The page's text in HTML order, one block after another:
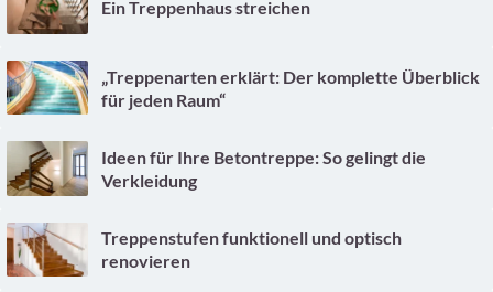
Ein Treppenhaus streichen
„Treppenarten erklärt: Der komplette Überblick
für jeden Raum“
Ideen für Ihre Betontreppe: So gelingt die
Verkleidung
Treppenstufen funktionell und optisch
renovieren